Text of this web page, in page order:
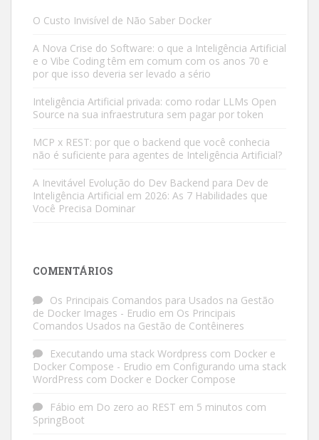
O Custo Invisível de Não Saber Docker
A Nova Crise do Software: o que a Inteligência Artificial
e o Vibe Coding têm em comum com os anos 70 e
por que isso deveria ser levado a sério
Inteligência Artificial privada: como rodar LLMs Open
Source na sua infraestrutura sem pagar por token
MCP x REST: por que o backend que você conhecia
não é suficiente para agentes de Inteligência Artificial?
A Inevitável Evolução do Dev Backend para Dev de
Inteligência Artificial em 2026: As 7 Habilidades que
Você Precisa Dominar
COMENTÁRIOS
Os Principais Comandos para Usados na Gestão
de Docker Images - Erudio em Os Principais
Comandos Usados na Gestão de Contêineres
Executando uma stack Wordpress com Docker e
Docker Compose - Erudio em Configurando uma stack
WordPress com Docker e Docker Compose
Fábio em Do zero ao REST em 5 minutos com
SpringBoot